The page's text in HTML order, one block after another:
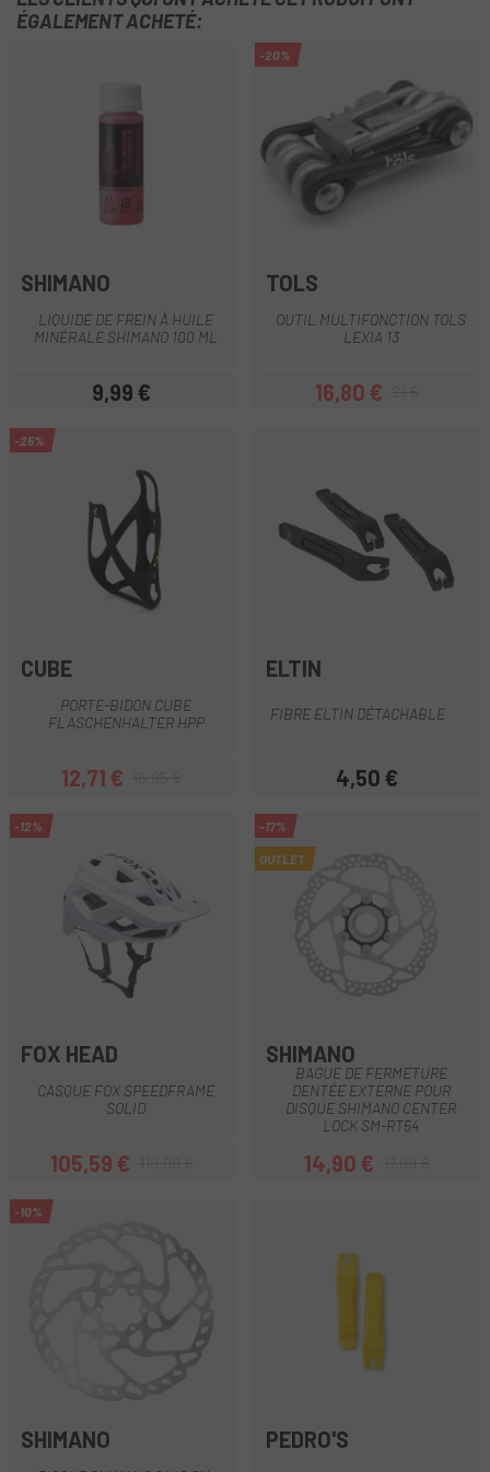
ÉGALEMENT ACHETÉ:
SHIMANO
LIQUIDE DE FREIN À HUILE
MINÉRALE SHIMANO 100 ML
Prix
9,99 €
-20%
TOLS
OUTIL MULTIFONCTION TOLS
LEXIA 13
Prix
16,80 €Prix habituel
-25%
CUBE
PORTE-BIDON CUBE
FLASCHENHALTER HPP
Prix
12,71 €Prix habituel
ELTIN
FIBRE ELTIN DÉTACHABLE
Prix
4,50 €
-12%
FOX HEAD
CASQUE FOX SPEEDFRAME
SOLID
Prix
105,59 €Prix habituel
-17%
OUTLET
SHIMANO
BAGUE DE FERMETURE
DENTÉE EXTERNE POUR
DISQUE SHIMANO CENTER
LOCK SM-RT54
Prix
14,90 €Prix habituel
-10%
SHIMANO PEDRO'S